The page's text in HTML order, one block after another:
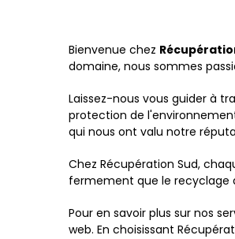
Bienvenue chez
domaine, nous sommes
Laissez-nous vous guider à
protection de
qui nous ont valu notre
Chez Récupération Sud,
fermement que le recyclage
Pour en savoir plus sur nos
web. En choisissant